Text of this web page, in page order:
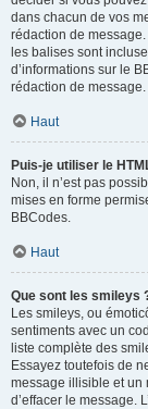
dans chacun de vos
rédaction de
les balises sont
d’informations sur le
rédaction de message.
Haut
Puis-je utiliser le
Non, il n’est pas
mises en forme
BBCodes.
Haut
Que sont les smileys
Les smileys, ou
sentiments avec un
liste complète des
Essayez toutefois de
message illisible et un
d’effacer le message.